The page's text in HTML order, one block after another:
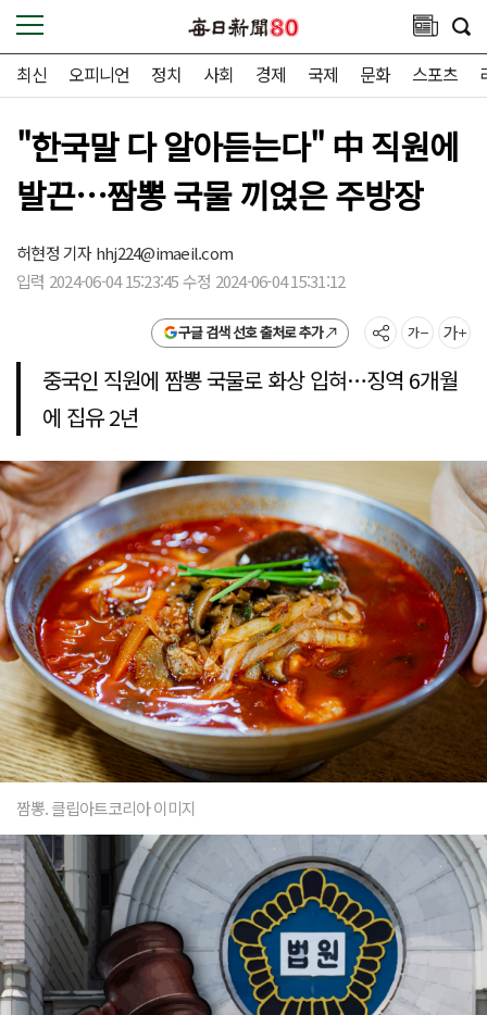
최신 오피니언 정치 사회 경제 국제 문화 스포츠
"한국말 다 알아듣는다" 中 직원에
발끈…짬뽕 국물 끼얹은 주방장
허현정 기자hhj224@imaeil.com
입력 2024-06-04 15:23:45 수정 2024-06-04 15:31:12
구글 검색 선호 출처로 추가
중국인 직원에 짬뽕 국물로 화상 입혀…징역 6개월
에 집유 2년
짬뽕. 클립아트코리아 이미지